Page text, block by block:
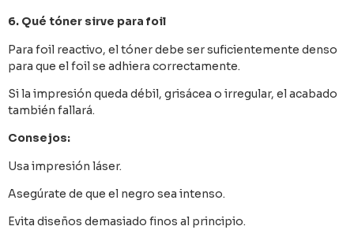
6. Qué tóner sirve para foil
Para foil reactivo, el tóner debe ser suficientemente denso
para que el foil se adhiera correctamente.
Si la impresión queda débil, grisácea o irregular, el acabado
también fallará.
Consejos:
Usa impresión láser.
Asegúrate de que el negro sea intenso.
Evita diseños demasiado finos al principio.